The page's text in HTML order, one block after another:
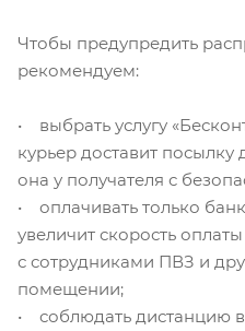
Чтобы предупредить
рекомендуем:
• выбрать услугу
курьер доставит посылку
она у получателя с
• оплачивать только
увеличит скорость
с сотрудниками ПВЗ и
помещении;
• соблюдать дистанцию